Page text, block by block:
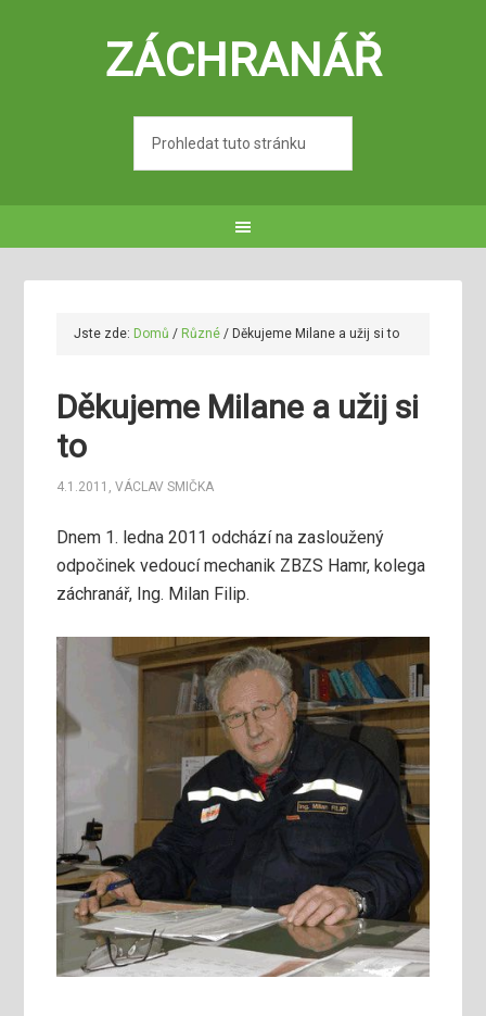
ZÁCHRANÁŘ
Jste zde: Domů / Různé / Děkujeme Milane a užij si to
Děkujeme Milane a užij si
to
4.1.2011 ,VÁCLAV SMIČKA
Dnem 1. ledna 2011 odchází na zasloužený
odpočinek vedoucí mechanik ZBZS Hamr, kolega
záchranář, Ing. Milan Filip.